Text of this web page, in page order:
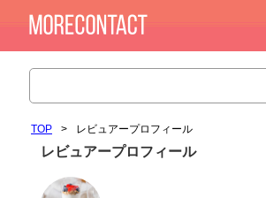
TOP > レビュアープロフィール
レビュアープロフィール